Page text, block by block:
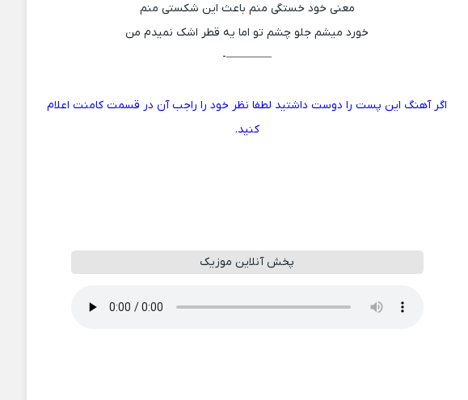
معنی خود خستگی منم باعث این شکستی منم
خورد میشم جلو چشم تو اما یه قطر اشک نمیدم من
————-
اگر آهنگ این پست را دوست داشتید لطفا نظر خود را راجب آن در قسمت کامنت اعلام
کنید.
پخش آنلاین موزیک